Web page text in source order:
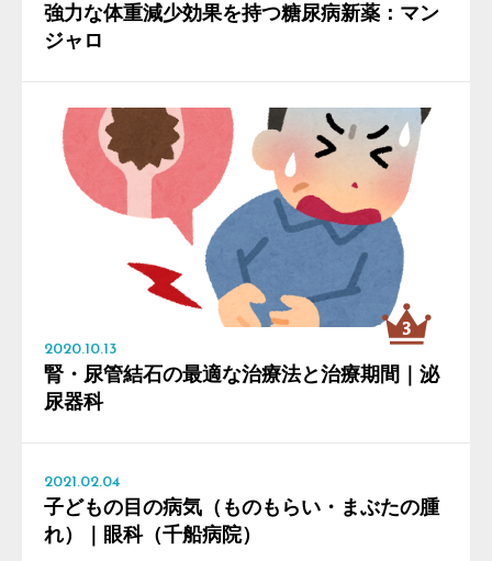
強力な体重減少効果を持つ糖尿病新薬：マン
ジャロ
2020.10.13
腎・尿管結石の最適な治療法と治療期間｜泌
尿器科
2021.02.04
子どもの目の病気（ものもらい・まぶたの腫
れ）｜眼科（千船病院）